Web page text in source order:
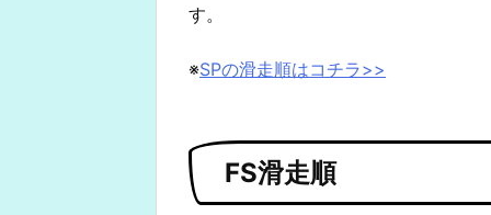
す。
※SPの滑走順はコチラ>>
FS滑走順